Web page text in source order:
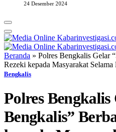
24 Desember 2024
Beranda » Polres Bengkalis Gelar
Rezeki kepada Masyarakat Selama
Bengkalis
Polres
Bengkalis”